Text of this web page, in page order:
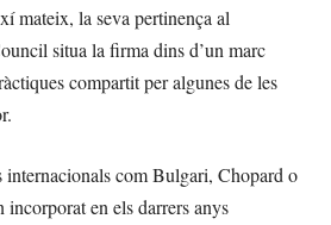
mateix, la seva pertinença al
situa la firma dins d’un marc
compartit per algunes de les
internacionals com Bulgari, Chopard o
en els darrers anys